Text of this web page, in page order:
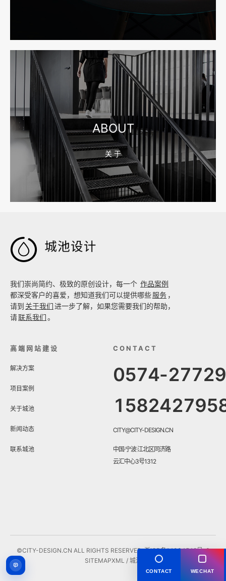
宁波网站建设报价怎么看？合同、源码和后台要先写清
2026-08-04 17:55:09
宁波制造业网站建设公司怎么选？先看产品询盘字段
2026-08-02 17:58:44
工厂短视频拍摄后，怎样放进官网帮助客户判断实力
ABOUT
关 于

我们崇尚简约、极致的原创设计，每一个 作品案例
都深受客户的喜爱，想知道我们可以提供哪些服务 ，
请到 关于我们进一步了解，如果您需要我们的帮助，
请联系我们。
高端网站建设
解决方案
项目案例
关于城池
新闻动态
联系城池
CONTACT
0574-
CITY@CITY-DESIGN.CN
中国·宁波·江北区同济路
云汇中心3号1312
©CITY-DESIGN.CN ALL RIGHTS RESERVED.浙ICP备14034548号-3
SITEMAPXML / 城池